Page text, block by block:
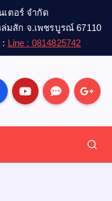
ตอร์ จำกัด
มสัก จ.เพชรบูรณ์ 67110
: Line : 0814825742